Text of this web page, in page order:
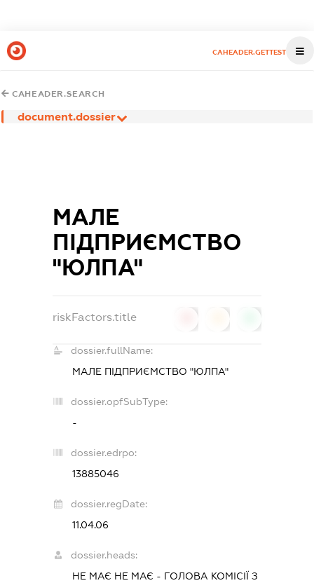
CAHEADER.GETTEST
CAHEADER.SEARCH
document.dossier
МАЛЕ
ПІДПРИЄМСТВО
"ЮЛПА"
riskFactors.title
dossier.fullName:
МАЛЕ ПІДПРИЄМСТВО "ЮЛПА"
dossier.opfSubType:
-
dossier.edrpo:
13885046
dossier.regDate:
11.04.06
dossier.heads:
НЕ МАЄ НЕ МАЄ - ГОЛОВА КОМІСІЇ З